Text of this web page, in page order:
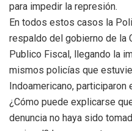
para impedir la represión.
En todos estos casos la
respaldo del gobierno de la
Publico Fiscal, llegando la
mismos policías que
Indoamericano,
¿Cómo puede explicarse
denuncia no haya sido